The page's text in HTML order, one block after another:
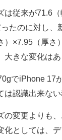
従来が71.6（
たのに対し、
）×7.95（厚さ
きな変化はあ
でiPhone 17
は認識出来ない
変更よりも
化としては、